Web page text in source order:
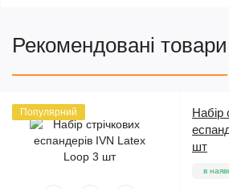
Рекомендовані товари
Популярний
Набір
шт
в